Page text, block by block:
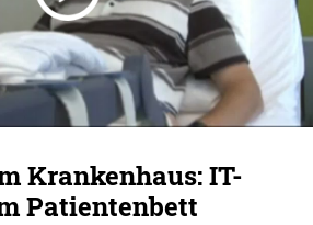
Krankenhaus: IT-
Patientenbett